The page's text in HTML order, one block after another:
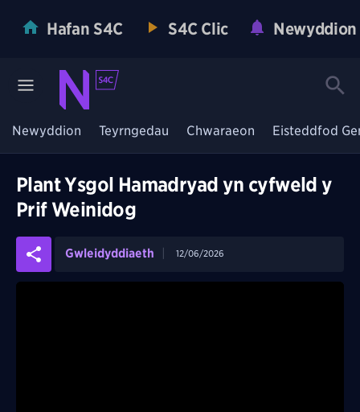
Hafan S4C S4C Clic Newyddion
Newyddion Teyrngedau Chwaraeon Eisteddfod
Plant Ysgol Hamadryad yn cyfweld y
Prif Weinidog
Gwleidyddiaeth 12/06/2026